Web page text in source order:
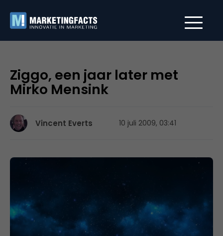
Ziggo, een jaar later met
Mirko Mensink
Vincent Everts 10 juli 2009, 03:41